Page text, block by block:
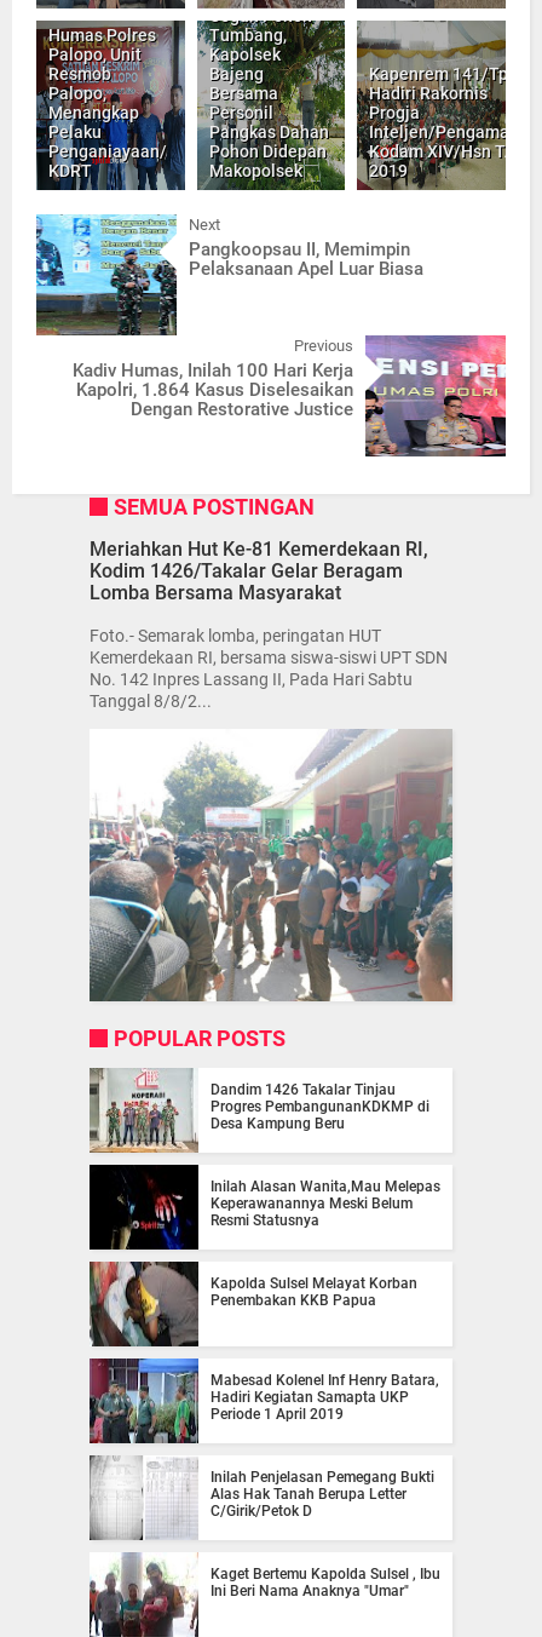
Humas Polres
Palopo, Unit
Resmob
Palopo,
Menangkap
Pelaku
Penganiayaan/
KDRT
Tumbang,
Kapolsek
Bajeng
Bersama
Personil
Pangkas Dahan
Pohon Didepan
Makopolsek
Kapenrem 141/Tp,
Hadiri Rakornis
Progja
Inteljen/Pengamanan
Kodam XIV/Hsn TA
2019
Next
Pangkoopsau II, Memimpin
Pelaksanaan Apel Luar Biasa
Previous
Kadiv Humas, Inilah 100 Hari Kerja
Kapolri, 1.864 Kasus Diselesaikan
Dengan Restorative Justice
SEMUA POSTINGAN
Meriahkan Hut Ke-81 Kemerdekaan RI,
Kodim 1426/Takalar Gelar Beragam
Lomba Bersama Masyarakat
Foto.- Semarak lomba, peringatan HUT
Kemerdekaan RI, bersama siswa-siswi UPT SDN
No. 142 Inpres Lassang II, Pada Hari Sabtu
Tanggal 8/8/2...
POPULAR POSTS
Dandim 1426 Takalar Tinjau
Progres PembangunanKDKMP di
Desa Kampung Beru
Inilah Alasan Wanita,Mau Melepas
Keperawanannya Meski Belum
Resmi Statusnya
Kapolda Sulsel Melayat Korban
Penembakan KKB Papua
Mabesad Kolenel Inf Henry Batara,
Hadiri Kegiatan Samapta UKP
Periode 1 April 2019
Inilah Penjelasan Pemegang Bukti
Alas Hak Tanah Berupa Letter
C/Girik/Petok D
Kaget Bertemu Kapolda Sulsel , Ibu
Ini Beri Nama Anaknya "Umar"